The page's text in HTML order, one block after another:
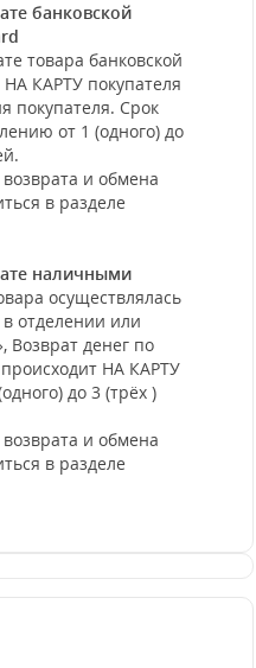
банковской
товара банковской
НА КАРТУ покупателя
покупателя. Срок
от 1 (одного) до
и обмена
в разделе
наличными
осуществлялась
отделении или
Возврат денег по
НА КАРТУ
до 3 (трёх )
и обмена
в разделе